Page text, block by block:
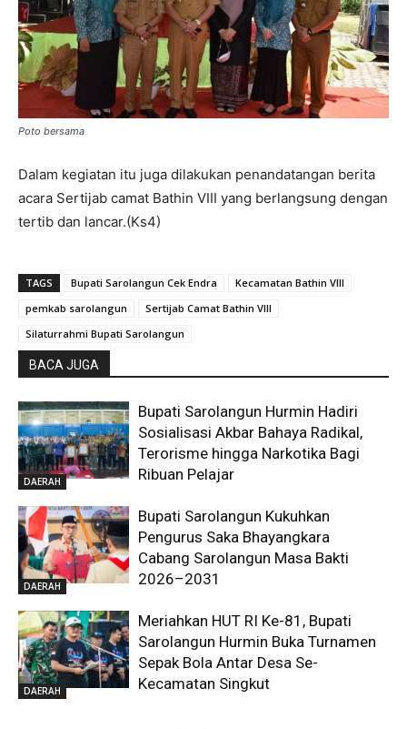
Poto bersama
Dalam kegiatan itu juga dilakukan penandatangan berita
acara Sertijab camat Bathin VIII yang berlangsung dengan
tertib dan lancar.(Ks4)
TAGS Bupati Sarolangun Cek Endra
Kecamatan Bathin VIII
pemkab sarolangun
Sertijab Camat Bathin VIII
Silaturrahmi Bupati Sarolangun
BACA JUGA
DAERAH
Bupati Sarolangun Hurmin Hadiri
Sosialisasi Akbar Bahaya Radikal,
Terorisme hingga Narkotika Bagi
Ribuan Pelajar
DAERAH
Bupati Sarolangun Kukuhkan
Pengurus Saka Bhayangkara
Cabang Sarolangun Masa Bakti
2026–2031
DAERAH
Meriahkan HUT RI Ke-81, Bupati
Sarolangun Hurmin Buka Turnamen
Sepak Bola Antar Desa Se-
Kecamatan Singkut